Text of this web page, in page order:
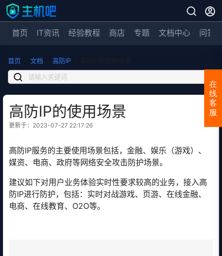
首页 IT资讯 经验教程 商店 专题 文档中心 问答
首页 文档 高防IP
高防IP的使用场景
更新于：2023-07-27 22:17:26
高防IP服务的主要使用场景包括，金融、娱乐（游戏）、
媒资、电商、政府等网络安全攻击防护场景。
建议如下对用户业务体验实时性要求较高的业务，接入高
防IP进行防护，包括：实时对战游戏、页游、在线金融、
电商、在线教育、O2O等。
在
线
客
服